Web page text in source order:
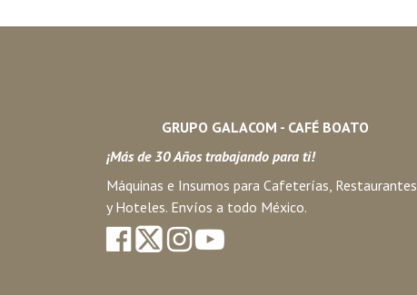
GRUPO GALACOM - CAFÉ BOATO
¡Más de 30 Años trabajando para ti!
Máquinas e Insumos para Cafeterías, Restaurantes
y Hoteles. Envíos a todo México.